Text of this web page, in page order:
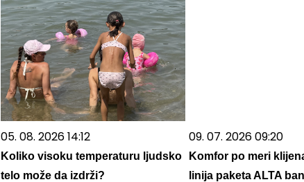
05. 08. 2026 14:12
Koliko visoku temperaturu ljudsko
telo može da izdrži?
09. 07. 2026 09:20
Komfor po meri
linija paketa ALTA